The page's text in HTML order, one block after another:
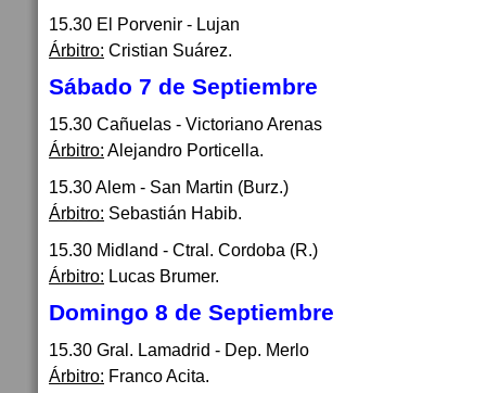
15.30 El Porvenir - Lujan
Árbitro: Cristian Suárez.
Sábado 7 de Septiembre
15.30 Cañuelas - Victoriano Arenas
Árbitro: Alejandro Porticella.
15.30 Alem - San Martin (Burz.)
Árbitro: Sebastián Habib.
15.30 Midland - Ctral. Cordoba (R.)
Árbitro: Lucas Brumer.
Domingo 8 de Septiembre
15.30 Gral. Lamadrid - Dep. Merlo
Árbitro: Franco Acita.